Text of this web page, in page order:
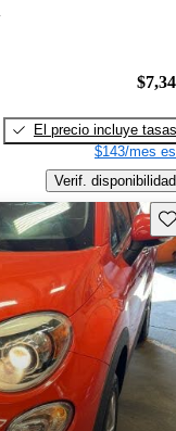
El precio incluye tasas
$143/mes
Verif. disponibilidad